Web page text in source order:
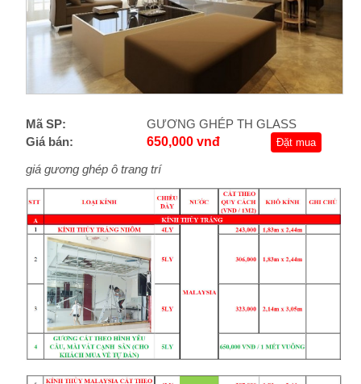
Mã SP:
GƯƠNG GHÉP TH GLASS
Giá bán:
650,000 vnđ Đặt mua
giá gương ghép ô trang trí